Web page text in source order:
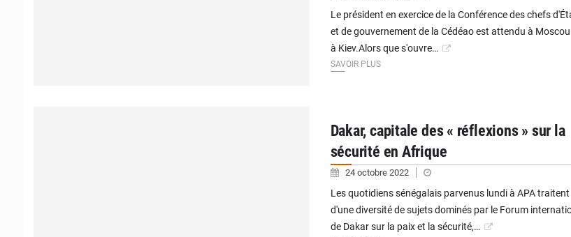
Le président en exercice de la Conférence des chefs
et de gouvernement de la Cédéao est attendu à
à Kiev.Alors que s'ouvre…
SAVOIR PLUS
Dakar, capitale des « réflexions » sur la
sécurité en Afrique
24 octobre 2022
Les quotidiens sénégalais parvenus lundi à APA traitent
d'une diversité de sujets dominés par le Forum
de Dakar sur la paix et la sécurité,…